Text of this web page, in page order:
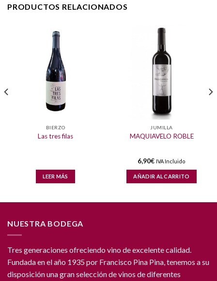
PRODUCTOS RELACIONADOS
BIERZO
Las tres filas
LEER MÁS
JUMILLA
MAQUIAVELO ROBLE
6,90€ IVA Incluido
AÑADIR AL CARRITO
NUESTRA BODEGA
Tres generaciones ofreciendo vino de excelente calidad.
Fundada en el año 1935 por Francisco Pina Pina, tenemos a su
disposición una gran selección de vinos de diferentes